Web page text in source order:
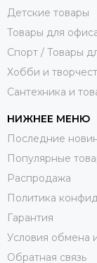
Детские товары
Товары для
Спорт / Товары
Хобби и
Сантехника и
НИЖНЕЕ МЕНЮ
Последние
Популярные
Распродажа
Политика
Гарантия
Условия обмена
Обратная связь